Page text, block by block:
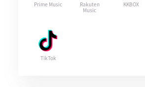
Prime Music
Rakuten
Music
KKBOX
TikTok